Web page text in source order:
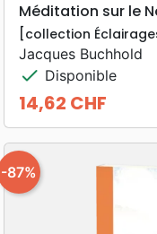
Méditation sur le
[collection
Jacques Buchhold
check Disponible
Prix
14,62 CHF
-87%